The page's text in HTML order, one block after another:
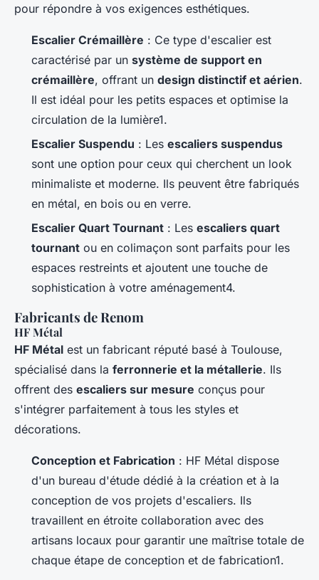
pour répondre à vos exigences esthétiques.
Escalier Crémaillère : Ce type d'escalier est
caractérisé par un système de support en
crémaillère, offrant un design distinctif et aérien.
Il est idéal pour les petits espaces et optimise la
circulation de la lumière1.
Escalier Suspendu : Les escaliers suspendus
sont une option pour ceux qui cherchent un look
minimaliste et moderne. Ils peuvent être fabriqués
en métal, en bois ou en verre.
Escalier Quart Tournant : Les escaliers quart
tournant ou en colimaçon sont parfaits pour les
espaces restreints et ajoutent une touche de
sophistication à votre aménagement4.
Fabricants de Renom
HF Métal
HF Métal est un fabricant réputé basé à Toulouse,
spécialisé dans la ferronnerie et la métallerie. Ils
offrent des escaliers sur mesure conçus pour
s'intégrer parfaitement à tous les styles et
décorations.
Conception et Fabrication : HF Métal dispose
d'un bureau d'étude dédié à la création et à la
conception de vos projets d'escaliers. Ils
travaillent en étroite collaboration avec des
artisans locaux pour garantir une maîtrise totale de
chaque étape de conception et de fabrication1.